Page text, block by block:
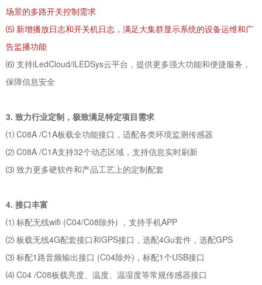
场景的多路开关控制需求
⑸ 新增播放日志和开关机日志，满足大集群显示系统的设备运维和广
告监播功能
⑹ 支持iLedCloud/iLEDSys云平台，提供更多强大功能和便捷服务，
保障信息安全
3. 致力行业定制，极致满足特定项目需求
⑴ C08A /C1A板载全功能接口，适配各类环境监测传感器
⑵ C08A /C1A支持32个动态区域，支持信息实时刷新
⑶ 致力更多硬软件和产品工艺上的定制配套
4. 接口丰富
⑴ 标配无线wifi (C04/C08除外) ，支持手机APP
⑵ 板载无线4G配套接口和GPS接口，选配4Gu套件，选配GPS
⑶ 标配1路音频输出接口 (C04除外)，标配1个USB接口
⑷ C04 /C08板载亮度、温度、温湿度等常规传感器接口